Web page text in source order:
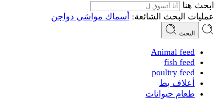
ابحث هنا
عمليات البحث الشائعة: أسماك مواشي دواجن
البحث
Animal feed
fish feed
poultry feed
أعلاف بط
طعام حيوانات